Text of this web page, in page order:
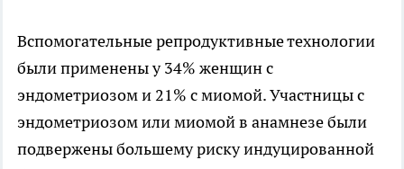
Вспомогательные репродуктивные технологии
были применены у 34% женщин с
эндометриозом и 21% с миомой. Участницы с
эндометриозом или миомой в анамнезе были
подвержены большему риску индуцированной